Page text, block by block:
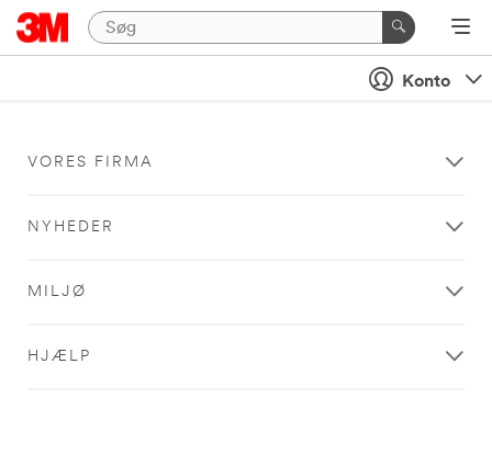
Konto
VORES FIRMA
NYHEDER
MILJØ
HJÆLP